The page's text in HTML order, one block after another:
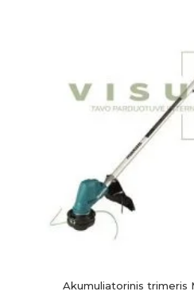
Akumuliatorinis trimeris